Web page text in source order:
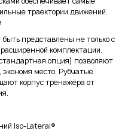
траектории движений.
представлены не только с
комплектации.
опция) позволяют
место. Рубчатые
корпус тренажёра от
Iso-Lateral®